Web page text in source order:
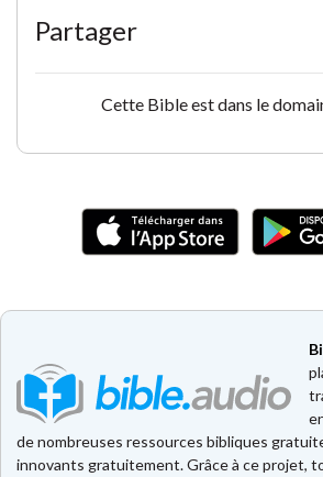
Partager
Cette Bible est dans le
de nombreuses ressources bibliques
innovants gratuitement. Grâce à ce projet,